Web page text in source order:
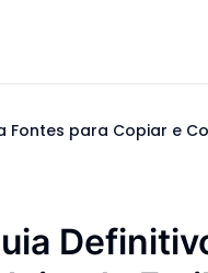
para Copiar e